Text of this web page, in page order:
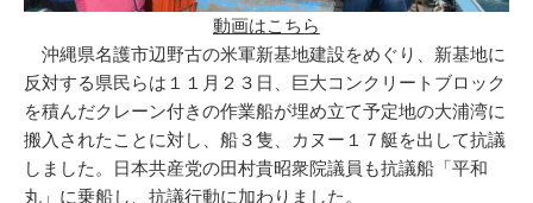
動画はこちら
沖縄県名護市辺野古の米軍新基地建設をめぐり、新基地に
反対する県民らは１１月２３日、巨大コンクリートブロック
を積んだクレーン付きの作業船が埋め立て予定地の大浦湾に
搬入されたことに対し、船３隻、カヌー１７艇を出して抗議
しました。日本共産党の田村貴昭衆院議員も抗議船「平和
丸」に乗船し、抗議行動に加わりました。